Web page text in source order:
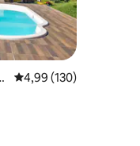
Durchschnittliche
4,99 (130)